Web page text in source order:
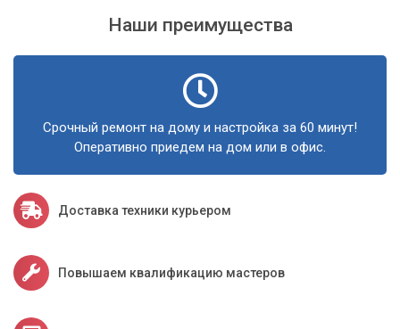
Профессиональная помощь
Обращение к специалистам сервисного центра
«Компьютерный Мастер» – это гарантия того, что ваш
ноутбук получит профессиональную и комплексную
лицензионное программное обеспечение. Наши мастера
имеют большой опыт работы с различными типами угроз и
готовы предложить оптимальное решение для каждой
конкретной ситуации. Не откладывайте заботу о
безопасности своего ноутбука на потом – это может
стоить вам очень дорого.
Наши преимущества
Срочный ремонт на дому и настройка за 60 минут!
Оперативно приедем на дом или в офис.
Доставка техники курьером
Повышаем квалификацию мастеров